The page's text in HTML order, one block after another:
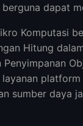
dapat
Komputasi
Hitung
platform
sumber daya